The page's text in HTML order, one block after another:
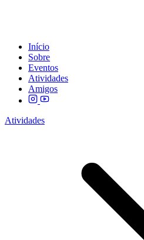
Início
Sobre
Eventos
Atividades
Amigos
Atividades